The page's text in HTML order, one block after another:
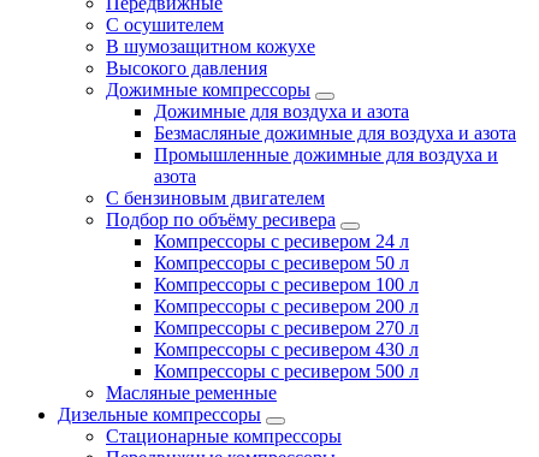
С осушителем
В шумозащитном кожухе
Высокого давления
Дожимные компрессоры
Дожимные для воздуха и азота
Безмасляные дожимные для воздуха и азота
Промышленные дожимные для воздуха и
азота
С бензиновым двигателем
Подбор по объёму ресивера
Компрессоры с ресивером 24 л
Компрессоры с ресивером 50 л
Компрессоры с ресивером 100 л
Компрессоры с ресивером 200 л
Компрессоры с ресивером 270 л
Компрессоры с ресивером 430 л
Компрессоры с ресивером 500 л
Масляные ременные
Дизельные компрессоры
Стационарные компрессоры